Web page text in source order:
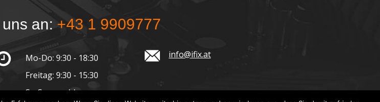
an: +43 1 9909777
Mo-Do: 9:30 - 18:30
Freitag: 9:30 - 15:30
Sa-So: geschlossen
info@ifix.at